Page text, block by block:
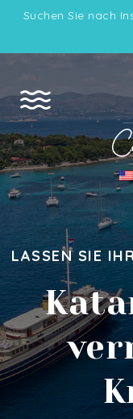
Suchen Sie nach
LASSEN SIE